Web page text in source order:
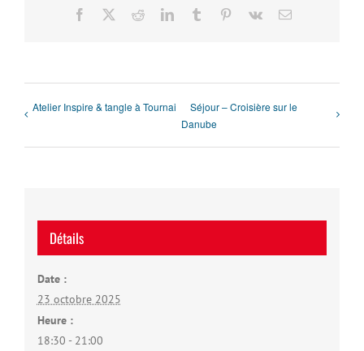
Facebook RedditLinkedInTumblr Pinterest
Vk Email
Atelier Inspire & tangle à Tournai
Séjour – Croisière sur le
Danube
Détails
Date :
23 octobre 2025
Heure :
18:30 - 21:00